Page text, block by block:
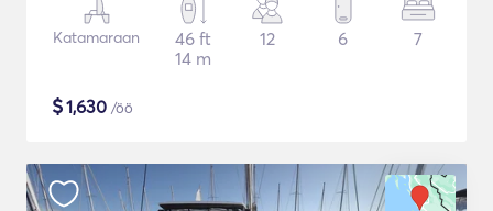
Katamaraan
46 ft
14 m
12 6 7
$1,630 /öö